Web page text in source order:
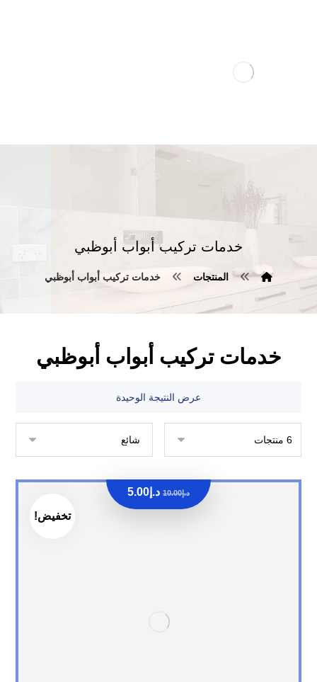
خدمات تركيب أبواب أبوظبي
المنتجات خدمات تركيب أبواب أبوظبي
خدمات تركيب أبواب أبوظبي
عرض النتيجة الوحيدة
تخفيض!
د.إ10.00 د.إ 5.00